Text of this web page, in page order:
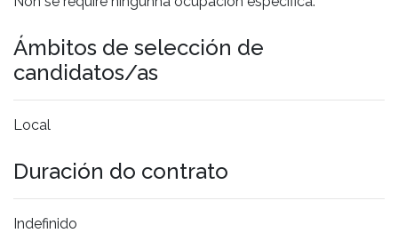
Ámbitos de selección de
candidatos/as
Local
Duración do contrato
Indefinido